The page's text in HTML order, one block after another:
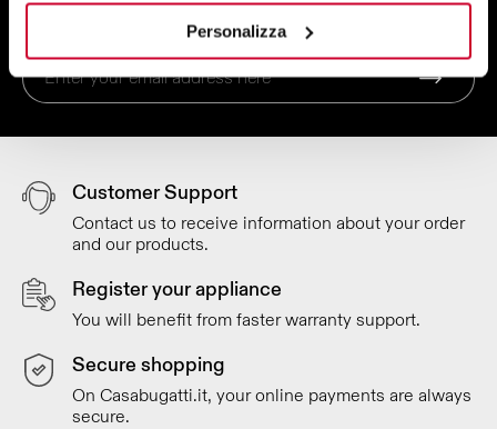
Personalizza
And get 10% off your order
Customer Support
Contact us to receive information about your order
and our products.
Register your appliance
You will benefit from faster warranty support.
Secure shopping
On Casabugatti.it, your online payments are always
secure.